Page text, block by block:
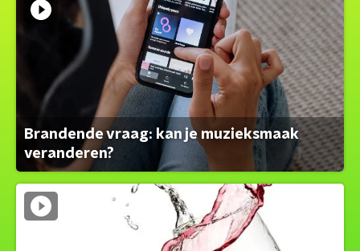
Brandende vraag: kan je muzieksmaak
veranderen?